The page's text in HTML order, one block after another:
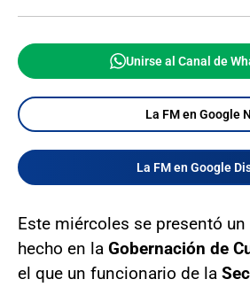
Unirse al Canal de
La FM en Google
La FM en Google
Este miércoles se presentó
hecho en la Gobernación de
el que un funcionario de la